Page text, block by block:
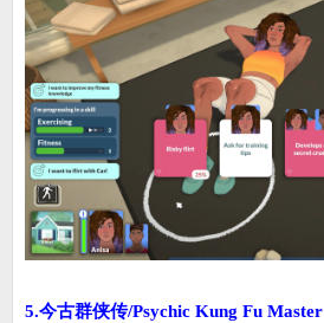
5.今古群侠传/Psychic Kung Fu Master